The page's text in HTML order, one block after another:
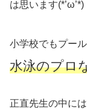
は思います(*’ω’*)
小学校でもプー
水泳のプロ
正直先生の中に